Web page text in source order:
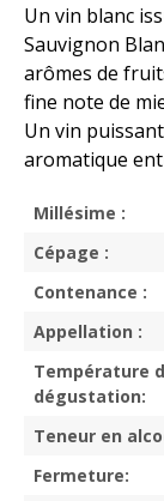
Un vin blanc
Sauvignon
arômes de
fine note de
Un vin
aromatique
Millésime :
Cépage :
Contenance :
Appellation :
Température
dégustation:
Teneur en
Fermeture: